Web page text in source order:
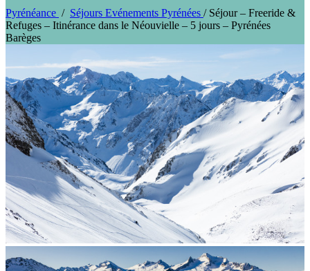
Pyrénéance / Séjours Evénements Pyrénées / Séjour – Freeride &
Refuges – Itinérance dans le Néouvielle – 5 jours – Pyrénées
Barèges